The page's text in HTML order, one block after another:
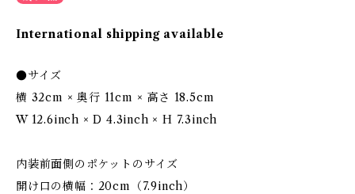
International shipping available
●サイズ
横 32cm × 奥行 11cm × 高さ 18.5cm
W 12.6inch × D 4.3inch × H 7.3inch
内装前面側のポケットのサイズ
開け口の横幅：20cm（7.9inch）